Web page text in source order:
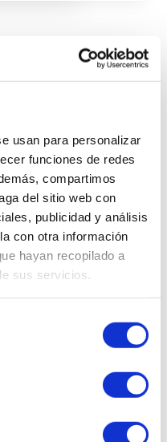
usan para personalizar
funciones de redes
compartimos
del sitio web con
publicidad y análisis
con otra información
hayan recopilado a
sus servicios.
en 24/48h
14 días
UN 5% EN TU